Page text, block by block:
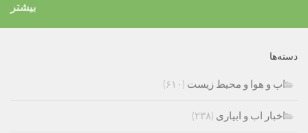
بیشتر
دسته‌ها
اب و هوا و محیط زیست (۶۱۰)
اخبار اب و ابیاری (۲۳۸)